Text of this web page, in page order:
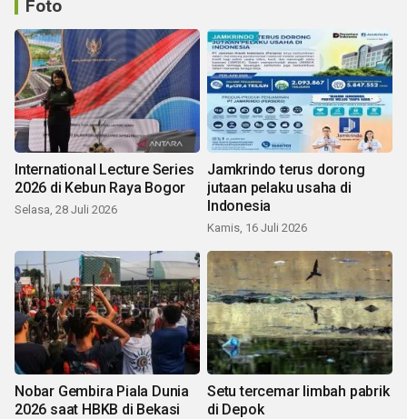
Foto
International Lecture Series
2026 di Kebun Raya Bogor
Selasa, 28 Juli 2026
Jamkrindo terus dorong
jutaan pelaku usaha di
Indonesia
Kamis, 16 Juli 2026
Nobar Gembira Piala Dunia
2026 saat HBKB di Bekasi
Setu tercemar limbah pabrik
di Depok